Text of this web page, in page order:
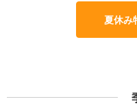
夏休み